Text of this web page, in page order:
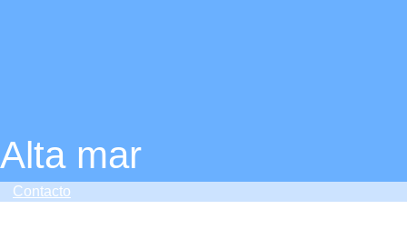
Alta mar
Contacto